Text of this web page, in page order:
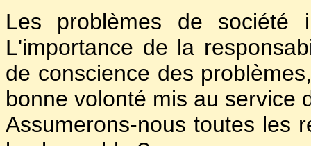
Les problèmes de société
L'importance de la
de conscience des
bonne volonté mis au service
Assumerons-nous toutes les